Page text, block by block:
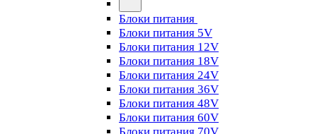
Блоки питания
Блоки питания 5V
Блоки питания 12V
Блоки питания 18V
Блоки питания 24V
Блоки питания 36V
Блоки питания 48V
Блоки питания 60V